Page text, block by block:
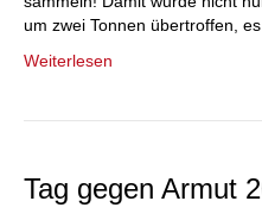
um zwei Tonnen übertroffen,
Weiterlesen
Tag gegen Armut